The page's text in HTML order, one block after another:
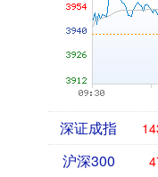
深证成指
沪深300